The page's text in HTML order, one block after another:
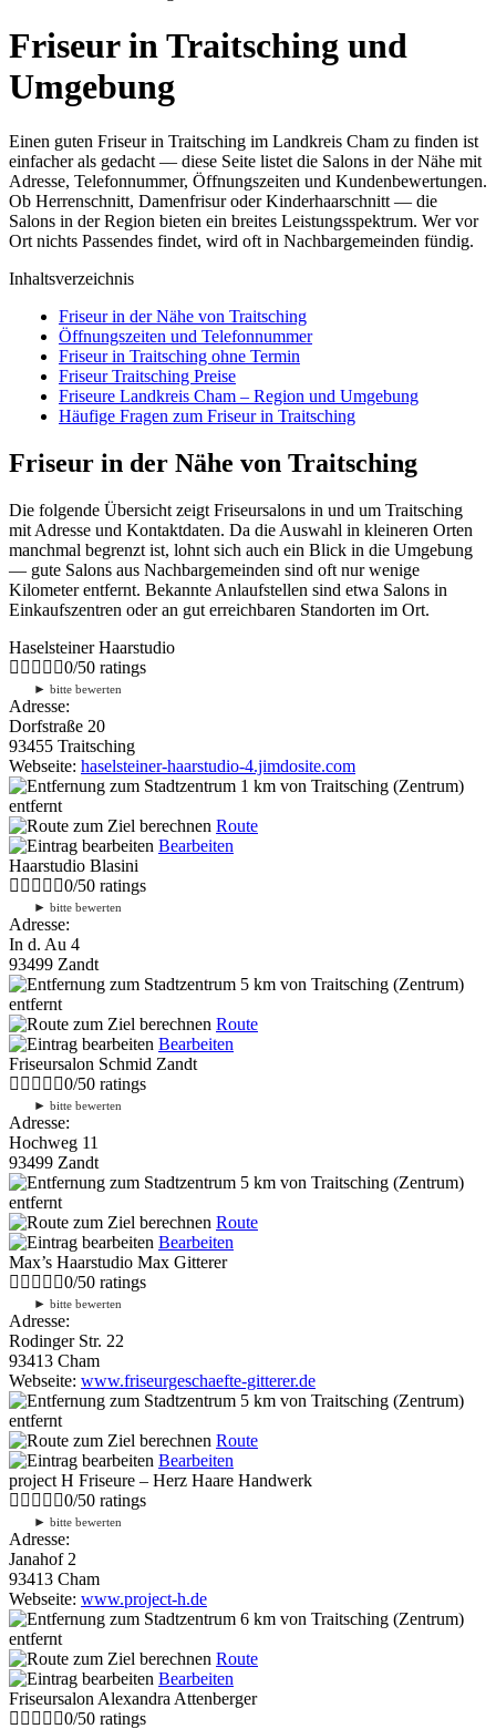
Friseur in Traitsching und
Umgebung
Einen guten Friseur in Traitsching im Landkreis Cham zu finden ist
einfacher als gedacht — diese Seite listet die Salons in der Nähe mit
Adresse, Telefonnummer, Öffnungszeiten und Kundenbewertungen.
Ob Herrenschnitt, Damenfrisur oder Kinderhaarschnitt — die
Salons in der Region bieten ein breites Leistungsspektrum. Wer vor
Ort nichts Passendes findet, wird oft in Nachbargemeinden fündig.
Inhaltsverzeichnis
Friseur in der Nähe von Traitsching
Öffnungszeiten und Telefonnummer
Friseur in Traitsching ohne Termin
Friseur Traitsching Preise
Friseure Landkreis Cham – Region und Umgebung
Häufige Fragen zum Friseur in Traitsching
Friseur in der Nähe von Traitsching
Die folgende Übersicht zeigt Friseursalons in und um Traitsching
mit Adresse und Kontaktdaten. Da die Auswahl in kleineren Orten
manchmal begrenzt ist, lohnt sich auch ein Blick in die Umgebung
— gute Salons aus Nachbargemeinden sind oft nur wenige
Kilometer entfernt. Bekannte Anlaufstellen sind etwa Salons in
Einkaufszentren oder an gut erreichbaren Standorten im Ort.
Haselsteiner Haarstudio
0/50 ratings
► bitte bewerten
Adresse:
Dorfstraße 20
93455 Traitsching
Webseite: haselsteiner-haarstudio-4.jimdosite.com
1 km von Traitsching (Zentrum)
entfernt
Route
Bearbeiten
Haarstudio Blasini
0/50 ratings
► bitte bewerten
Adresse:
In d. Au 4
93499 Zandt
5 km von Traitsching (Zentrum)
entfernt
Route
Bearbeiten
Friseursalon Schmid Zandt
0/50 ratings
► bitte bewerten
Adresse:
Hochweg 11
93499 Zandt
5 km von Traitsching (Zentrum)
entfernt
Route
Bearbeiten
Max’s Haarstudio Max Gitterer
0/50 ratings
► bitte bewerten
Adresse:
Rodinger Str. 22
93413 Cham
Webseite: www.friseurgeschaefte-gitterer.de
5 km von Traitsching (Zentrum)
entfernt
Route
Bearbeiten
project H Friseure – Herz Haare Handwerk
0/50 ratings
► bitte bewerten
Adresse:
Janahof 2
93413 Cham
Webseite: www.project-h.de
6 km von Traitsching (Zentrum)
entfernt
Route
Bearbeiten
Friseursalon Alexandra Attenberger
0/50 ratings